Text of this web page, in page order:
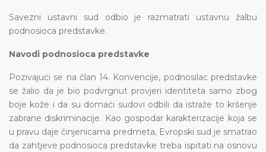
Savezni ustavni sud odbio je razmatrati ustavnu žalbu
podnosioca predstavke.
Navodi podnosioca predstavke
Pozivajući se na član 14. Konvencije, podnosilac predstavke
se žalio da je bio podvrgnut provjeri identiteta samo zbog
boje kože i da su domaći sudovi odbili da istraže to kršenje
zabrane diskriminacije. Kao gospodar karakterizacije koja se
u pravu daje činjenicama predmeta, Evropski sud je smatrao
da zahtjeve podnosioca predstavke treba ispitati na osnovu